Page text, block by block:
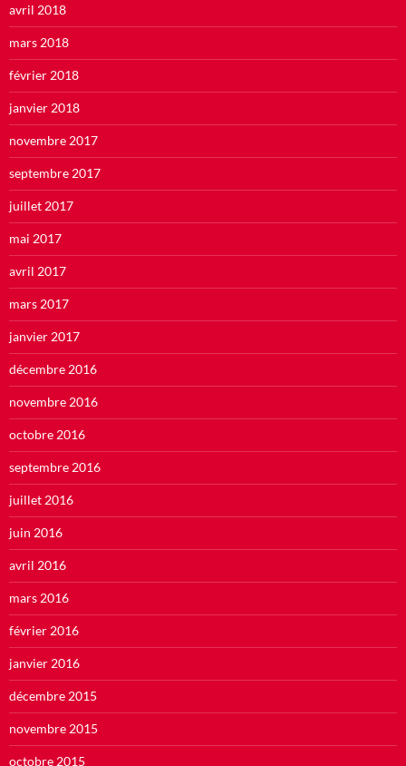
avril 2018
mars 2018
février 2018
janvier 2018
novembre 2017
septembre 2017
juillet 2017
mai 2017
avril 2017
mars 2017
janvier 2017
décembre 2016
novembre 2016
octobre 2016
septembre 2016
juillet 2016
juin 2016
avril 2016
mars 2016
février 2016
janvier 2016
décembre 2015
novembre 2015
octobre 2015